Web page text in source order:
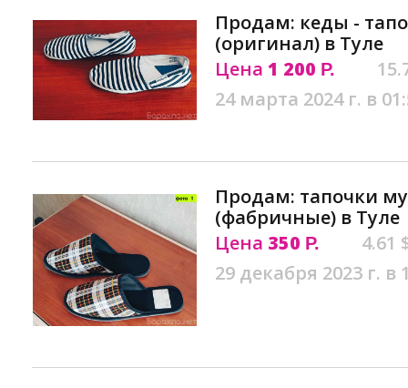
Продам: кеды -
(оригинал) в Туле
Цена 1 200 Р.
24 марта 2024 г. в
Продам: тапочки
(фабричные) в Туле
Цена 350 Р.
4.61
29 декабря 2023 г. в